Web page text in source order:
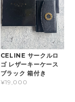
CELINE サークルロ
ゴ レザーキーケース
ブラック 箱付き
¥19,000